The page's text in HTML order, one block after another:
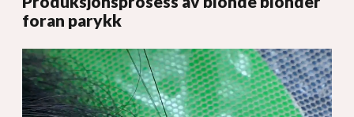
foran parykk